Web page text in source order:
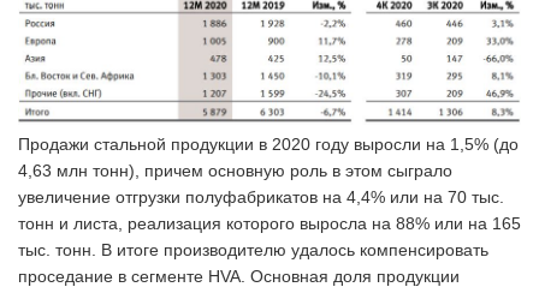
Продажи стальной продукции в 2020 году выросли на 1,5% (до
4,63 млн тонн), причем основную роль в этом сыграло
увеличение отгрузки полуфабрикатов на 4,4% или на 70 тыс.
тонн и листа, реализация которого выросла на 88% или на 165
тыс. тонн. В итоге производителю удалось компенсировать
проседание в сегменте HVA. Основная доля продукции